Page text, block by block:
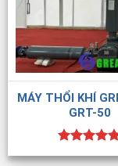
MÁY THỔI KHÍ
GRT-50
Được xếp